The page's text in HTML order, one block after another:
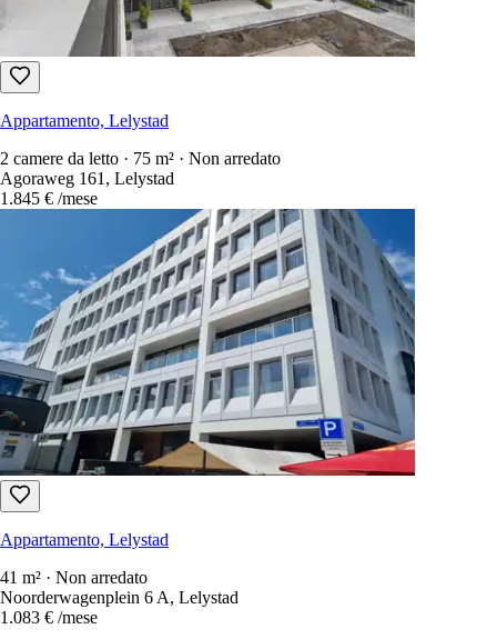
Appartamento, Lelystad
2 camere da letto · 75 m² · Non arredato
Agoraweg 161, Lelystad
1.845 € /mese
Appartamento, Lelystad
41 m² · Non arredato
Noorderwagenplein 6 A, Lelystad
1.083 € /mese